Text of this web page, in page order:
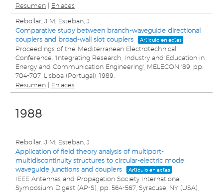
Resumen | Enlaces
Rebollar, J M; Esteban, J
Comparative study between branch-waveguide directional
couplers and broad-wall slot couplers
Artículo en actas
Proceedings of the Mediterranean Electrotechnical
Conference. 'Integrating Research, Industry and Education in
Energy and Communication Engineering', MELECON '89, pp.
704-707, Lisboa (Portugal), 1989
Resumen | Enlaces
1988
Rebollar, J M; Esteban, J
Application of field theory analysis of multiport-
multidiscontinuity structures to circular-electric mode
waveguide junctions and couplers
Artículo en actas
IEEE Antennas and Propagation Society International
Symposium Digest (AP-S), pp. 564-567, Syracuse, NY (USA),